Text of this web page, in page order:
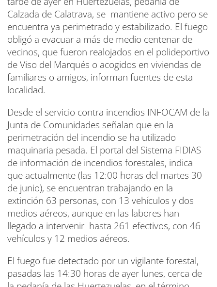
Calzada de Calatrava, se mantiene activo pero se
encuentra ya perimetrado y estabilizado. El fuego
obligó a evacuar a más de medio centenar de
vecinos, que fueron realojados en el polideportivo
de Viso del Marqués o acogidos en viviendas de
familiares o amigos, informan fuentes de esta
localidad.
Desde el servicio contra incendios INFOCAM de la
Junta de Comunidades señalan que en la
perimetración del incendio se ha utilizado
maquinaria pesada. El portal del Sistema FIDIAS
de información de incendios forestales, indica
que actualmente (las 12:00 horas del martes 30
de junio), se encuentran trabajando en la
extinción 63 personas, con 13 vehículos y dos
medios aéreos, aunque en las labores han
llegado a intervenir hasta 261 efectivos, con 46
vehículos y 12 medios aéreos.
El fuego fue detectado por un vigilante forestal,
pasadas las 14:30 horas de ayer lunes, cerca de